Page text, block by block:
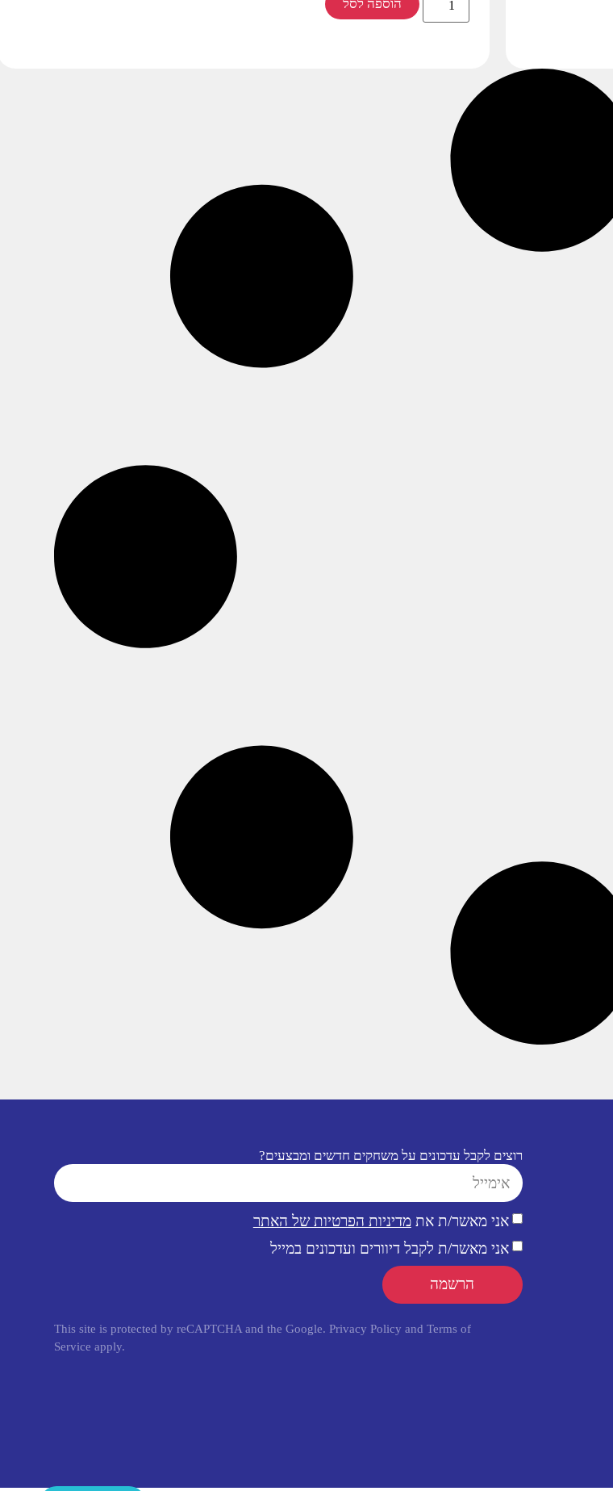
הוספה לסל
רוצים לקבל עדכונים על משחקים חדשים ומבצעים?
אני מאשר/ת אתמדיניות הפרטיות של האתר
אני מאשר/ת לקבל דיוורים ועדכונים במייל
הרשמה
This site is protected by reCAPTCHA and the Google.Privacy Policy andTerms of
Service apply.